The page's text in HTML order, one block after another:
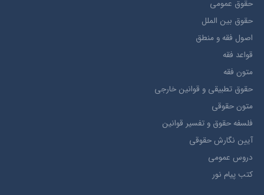
حقوق عمومی
حقوق بين الملل
اصول فقه و منطق
قواعد فقه
متون فقه
حقوق تطبيقي و قوانین خارجی
متون حقوقي
فلسفه حقوق و تفسیر قوانین
آیین نگارش حقوقی
دروس عمومی
کتب پیام نور